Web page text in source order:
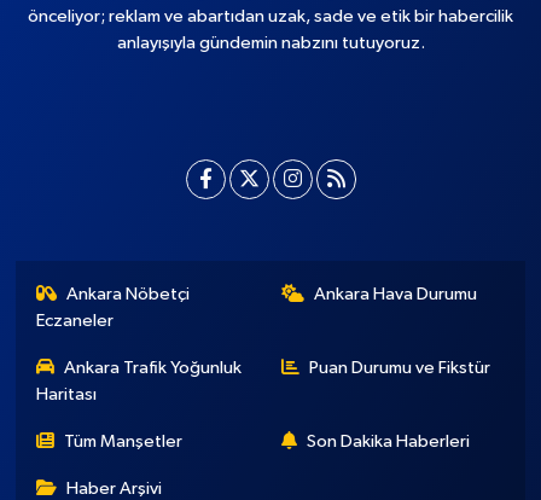
önceliyor; reklam ve abartıdan uzak, sade ve etik bir habercilik
anlayışıyla gündemin nabzını tutuyoruz.
Ankara Nöbetçi
Eczaneler
Ankara Hava Durumu
Ankara Trafik Yoğunluk
Haritası
Puan Durumu ve Fikstür
Tüm Manşetler Son Dakika Haberleri
Haber Arşivi